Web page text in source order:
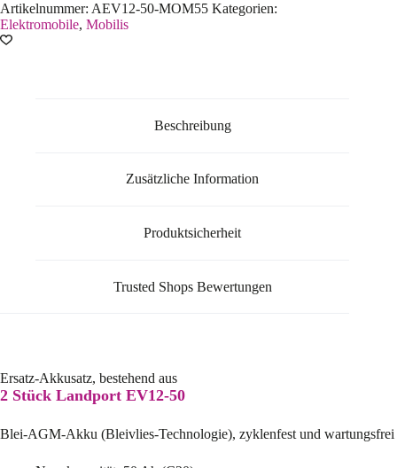
Artikelnummer: AEV12-50-MOM55 Kategorien:
Elektromobile, Mobilis
Beschreibung
Zusätzliche Information
Produktsicherheit
Trusted Shops Bewertungen
Ersatz-Akkusatz, bestehend aus
2 Stück Landport EV12-50
Blei-AGM-Akku (Bleivlies-Technologie), zyklenfest und wartungsfrei